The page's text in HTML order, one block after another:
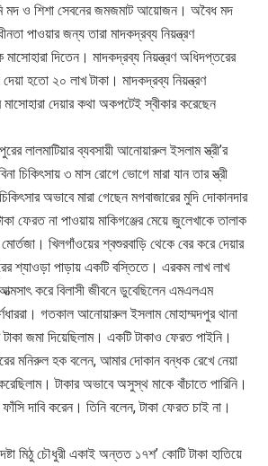
ও শিশা সেবনের জমজমাট আয়োজন। অবৈধ মদ
পাওয়ার জন্য তারা মাদকদ্রব্য নিয়ন্ত্রণ
দিতেন। মাদকদ্রব্য নিয়ন্ত্রণ অধিদপ্তরের
হতো ২০ লাখ টাকা। মাদকদ্রব্য নিয়ন্ত্রণ
দেয়ার কথা অকপটেই স্বীকার করেছেন
লালমাটিয়ার ব্যবসায়ী আনোয়ারুল ইসলাম স্ত্রী’র
চিকিৎসায় ৩ মাস রোগে ভোগে মারা যান তার স্ত্রী
অভাবে মারা গেছেন মগবাজারের মুদি দোকানদার
ফেরত না পাওয়ায় মাকিগঞ্জের মেয়ে জুলেখাকে তালাক
খিলগাঁওয়ের শ্বশুরবাড়ি থেকে বের করে দেয়ার
শ্যাওড়া পাড়ায় একটি বস্তিতে। এরকম লাখ লাখ
করে বিলাসী জীবনে ডুবেছিলেন এমএলএম
গতকাল আনোয়ারুল ইসলাম মোহাম্মদপুর থানা
জমা দিয়েছিলাম। একটি টাকাও ফেরত পাইনি।
মনিরুল হক বলেন, আমার দোকান বন্ধক রেখে নেয়া
টাকার অভাবে অসুস্থ মাকে বাঁচাতে পারিনি।
ফাঁসি দাবি করেন। তিনি বলেন, টাকা ফেরত চাই না।
মিঠু চৌধুরী একাই অন্তত ১৭শ’ কোটি টাকা হাতিয়ে